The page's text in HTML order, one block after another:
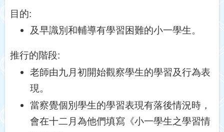
目的:
及早識別和輔導有學習困難的小一學生。
推行的階段:
老師由九月初開始觀察學生的學習及行為表
現。
當察覺個別學生的學習表現有落後情況時，
會在十二月為他們填寫《小一學生之學習情